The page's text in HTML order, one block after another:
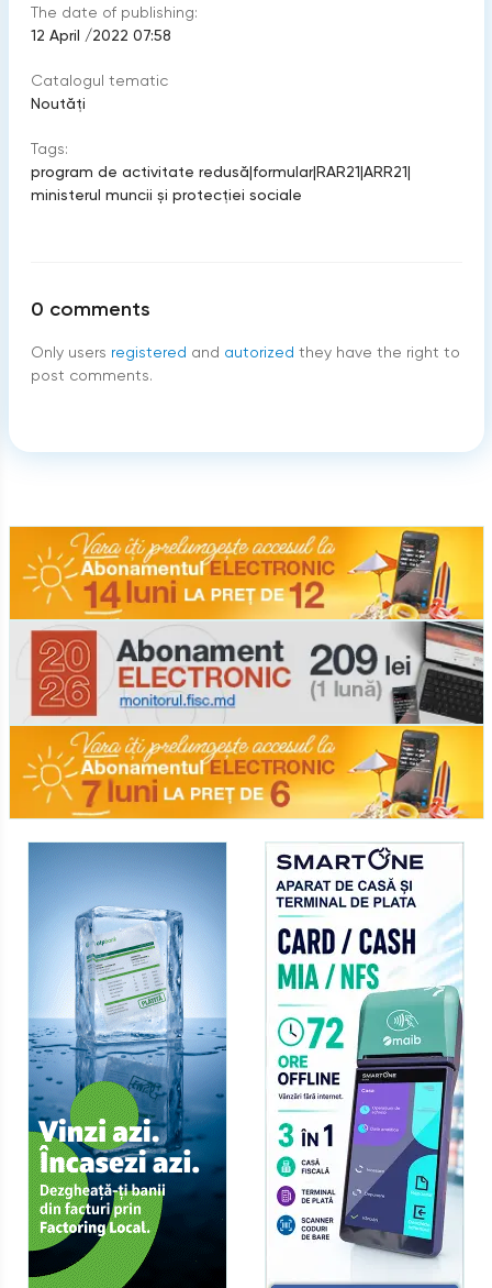
The date of publishing:
12 April /2022 07:58
Catalogul tematic
Noutăți
Tags:
program de activitate redusă|formular|RAR21|ARR21|
ministerul muncii și protecției sociale
0 comments
Only users registered and autorized they have the right to
post comments.